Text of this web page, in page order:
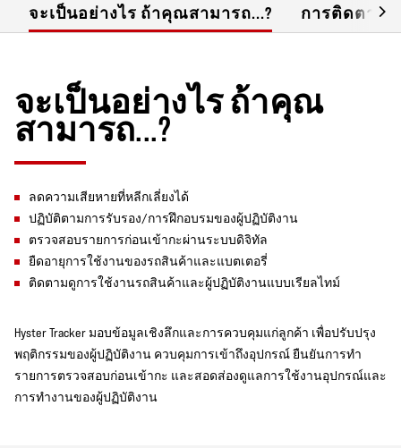
จะเป็นอย่างไร ถ้าคุณสามารถ...? การติดตาม
จะเป็นอย่างไร ถ้าคุณ
สามารถ...?
ลดความเสียหายที่หลีกเลี่ยงได้
ปฏิบัติตามการรับรอง/การฝึกอบรมของผู้ปฏิบัติงาน
ตรวจสอบรายการก่อนเข้ากะผ่านระบบดิจิทัล
ยืดอายุการใช้งานของรถสินค้าและแบตเตอรี่
ติดตามดูการใช้งานรถสินค้าและผู้ปฏิบัติงานแบบเรียลไทม์
Hyster Tracker มอบข้อมูลเชิงลึกและการควบคุมแก่ลูกค้า เพื่อปรับปรุง
พฤติกรรมของผู้ปฏิบัติงาน ควบคุมการเข้าถึงอุปกรณ์ ยืนยันการทำ
รายการตรวจสอบก่อนเข้ากะ และสอดส่องดูแลการใช้งานอุปกรณ์และ
การทำงานของผู้ปฏิบัติงาน